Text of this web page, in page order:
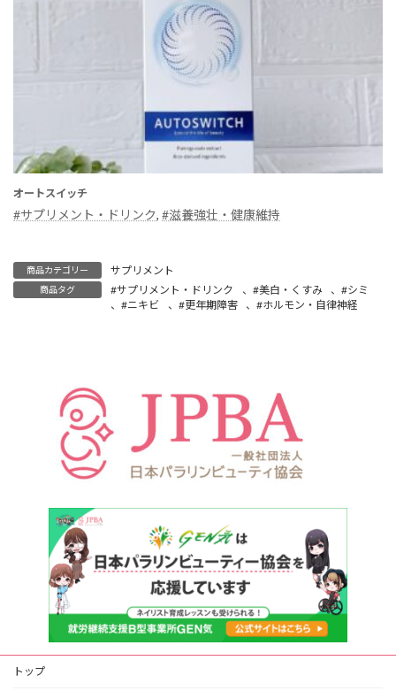
オートスイッチ
#サプリメント・ドリンク, #滋養強壮・健康維持
商品カテゴリー サプリメント
商品タグ #サプリメント・ドリンク 、 #美白・くすみ 、#シミ
、 #ニキビ 、 #更年期障害 、#ホルモン・自律神経
トップ